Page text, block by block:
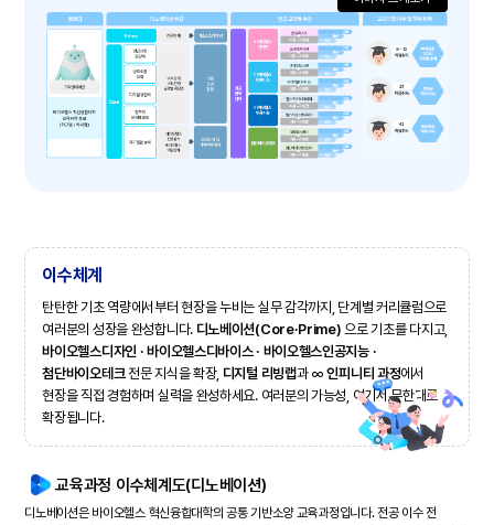
이수체계
탄탄한 기초 역량에서부터 현장을 누비는 실무 감각까지, 단계별 커리큘럼으로
여러분의 성장을 완성합니다. 디노베이션(Core·Prime) 으로 기초를 다지고,
바이오헬스디자인 · 바이오헬스디바이스 · 바이오헬스인공지능 ·
첨단바이오테크전문 지식을 확장, 디지털 리빙랩과 ∞인피니티 과정에서
현장을 직접 경험하며 실력을 완성하세요.여러분의 가능성, 여기서 무한대로
확장됩니다.
교육과정 이수체계도(디노베이션)
디노베이션은 바이오헬스 혁신융합대학의 공통 기반소양 교육과정입니다. 전공 이수 전